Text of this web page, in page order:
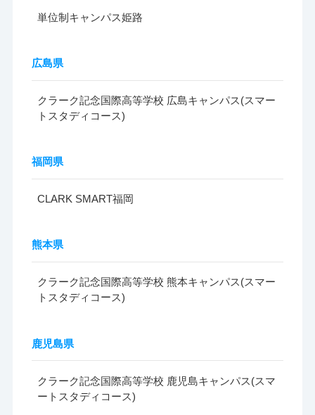
単位制キャンパス姫路
広島県
クラーク記念国際高等学校 広島キャンパス(スマー
トスタディコース)
福岡県
CLARK SMART福岡
熊本県
クラーク記念国際高等学校 熊本キャンパス(スマー
トスタディコース)
鹿児島県
クラーク記念国際高等学校 鹿児島キャンパス(スマ
ートスタディコース)